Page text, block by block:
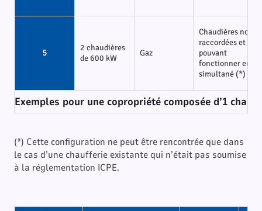
Exemples pour une copropriété composée d’1
5
2 chaudières
de 600 kW
Gaz
Chaudières non
raccordées et
pouvant
fonctionner en
simultané (*)
(*) Cette configuration ne peut être rencontrée que dans
le cas d’une chaufferie existante qui n’était pas soumise
à la réglementation ICPE.